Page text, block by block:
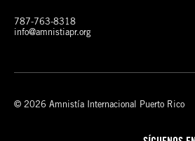
787-763-8318
info@amnistiapr.org
© 2026 Amnistía Internacional Puerto Rico